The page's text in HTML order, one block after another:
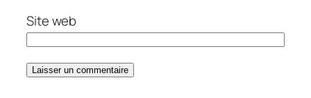
Site web